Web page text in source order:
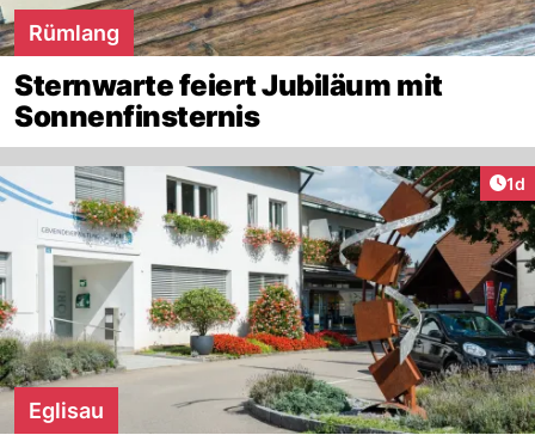
Rümlang
Sternwarte feiert Jubiläum mit
Sonnenfinsternis
1d
Eglisau